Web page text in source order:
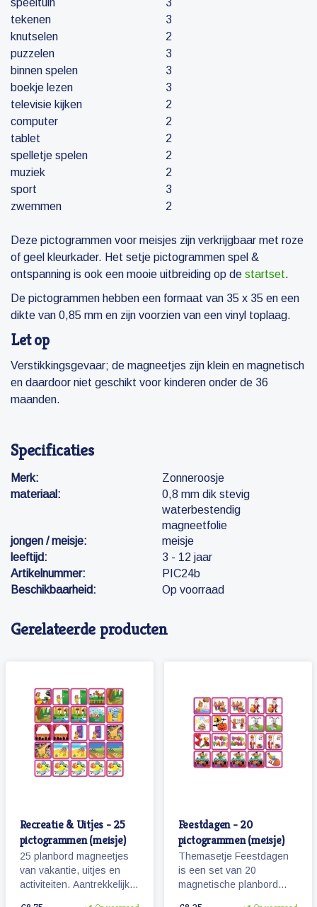
tekenen
3
knutselen
2
puzzelen
3
binnen spelen
3
boekje lezen
3
televisie kijken
2
computer
2
tablet
2
spelletje spelen
2
muziek
2
sport
3
zwemmen
2
Deze pictogrammen voor meisjes zijn verkrijgbaar met roze
of geel kleurkader. Het setje pictogrammen spel &
ontspanning is ook een mooie uitbreiding op de startset.
De pictogrammen hebben een formaat van 35 x 35 en een
dikte van 0,85 mm en zijn voorzien van een vinyl toplaag.
Let op
Verstikkingsgevaar; de magneetjes zijn klein en magnetisch
en daardoor niet geschikt voor kinderen onder de 36
maanden.
Specificaties
Merk:
Zonneroosje
materiaal:
0,8 mm dik stevig
waterbestendig
magneetfolie
jongen / meisje:
meisje
leeftijd:
3 - 12 jaar
Artikelnummer:
PIC24b
Beschikbaarheid:
Op voorraad
Gerelateerde producten
Recreatie & Uitjes - 25
pictogrammen (meisje)
25 planbord magneetjes
van vakantie, uitjes en
activiteiten. Aantrekkelijk
Feestdagen - 20
pictogrammen (meisje)
Themasetje Feestdagen
is een set van 20
magnetische planbord